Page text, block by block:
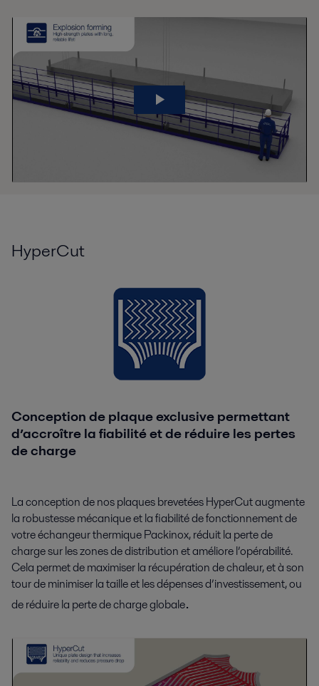
HyperCut
Conception de plaque exclusive permettant
d’accroître la fiabilité et de réduire les pertes
de charge
La conception de nos plaques brevetées HyperCut augmente
la robustesse mécanique et la fiabilité de fonctionnement de
votre échangeur thermique Packinox, réduit la perte de
charge sur les zones de distribution et améliore l’opérabilité.
Cela permet de maximiser la récupération de chaleur, et à son
tour de minimiser la taille et les dépenses d’investissement, ou
de réduire la perte de charge globale.